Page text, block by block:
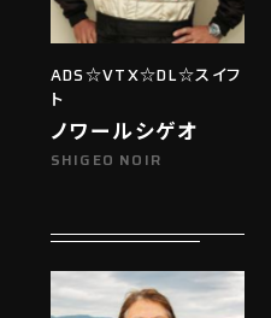
ADS☆VTX☆DL☆スイフ
ト
ノワールシゲオ
SHIGEO NOIR